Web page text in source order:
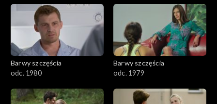
Barwy szczęścia
odc. 1980
Barwy szczęścia
odc. 1979